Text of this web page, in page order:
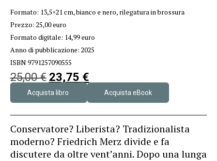
Formato: 13,5×21 cm, bianco e nero, rilegatura in brossura
Prezzo: 25,00 euro
Formato digitale: 14,99 euro
Anno di pubblicazione: 2025
ISBN 9791257090555
25,00€ 23,75 €
Acquista libro Acquista eBook
Conservatore? Liberista? Tradizionalista
moderno? Friedrich Merz divide e fa
discutere da oltre vent’anni. Dopo una lunga